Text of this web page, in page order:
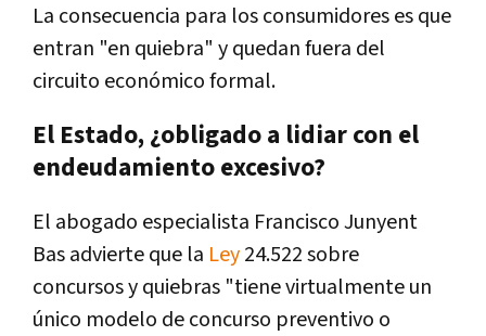
La consecuencia para los consumidores es que
entran "en quiebra" y quedan fuera del
circuito económico formal.
El Estado, ¿obligado a lidiar con el
endeudamiento excesivo?
El abogado especialista Francisco Junyent
Bas advierte que la Ley24.522 sobre
concursos y quiebras "tiene virtualmente un
único modelo de concurso preventivo o